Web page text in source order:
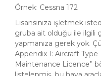
Örnek: Cessna 172
Lisansınıza işletmek
gruba ait olduğu ile ilgili
yapmanıza gerek yok.
Appendix I: Aircraft
Maintenance Licence”